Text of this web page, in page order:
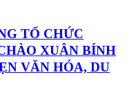
TỔ CHỨC
XUÂN BÍNH
VĂN HÓA, DU